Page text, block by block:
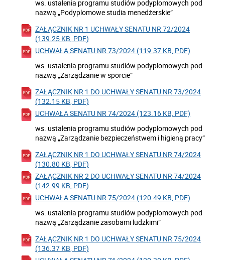
ws. ustalenia programu studiów podyplomowych pod
nazwą „Podyplomowe studia menedżerskie”
ZAŁĄCZNIK NR 1 UCHWAŁY SENATU NR 72/2024
(139.25 KB, PDF)
UCHWAŁA SENATU NR 73/2024 (119.37 KB, PDF)
ws. ustalenia programu studiów podyplomowych pod
nazwą „Zarządzanie w sporcie”
ZAŁĄCZNIK NR 1 DO UCHWAŁY SENATU NR 73/2024
(132.15 KB, PDF)
UCHWAŁA SENATU NR 74/2024 (123.16 KB, PDF)
ws. ustalenia programu studiów podyplomowych pod
nazwą „Zarządzanie bezpieczeństwem i higieną pracy”
ZAŁĄCZNIK NR 1 DO UCHWAŁY SENATU NR 74/2024
(130.80 KB, PDF)
ZAŁĄCZNIK NR 2 DO UCHWAŁY SENATU NR 74/2024
(142.99 KB, PDF)
UCHWAŁA SENATU NR 75/2024 (120.49 KB, PDF)
ws. ustalenia programu studiów podyplomowych pod
nazwą „Zarządzanie zasobami ludzkimi”
ZAŁĄCZNIK NR 1 DO UCHWAŁY SENATU NR 75/2024
(136.37 KB, PDF)